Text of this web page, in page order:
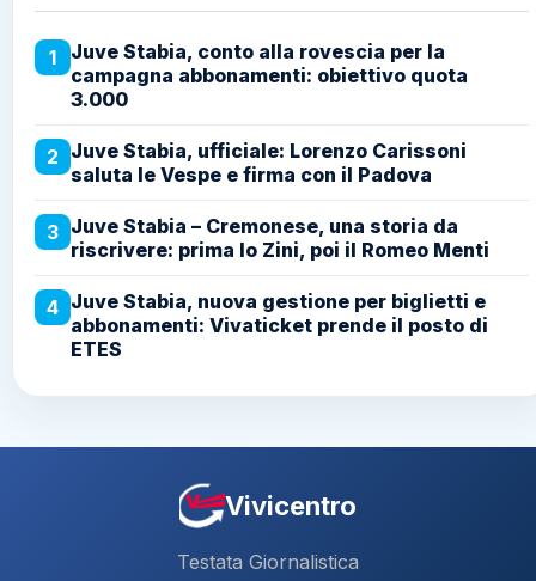
1
Juve Stabia, conto alla rovescia per la
campagna abbonamenti: obiettivo quota
3.000
2 Juve Stabia, ufficiale: Lorenzo Carissoni
saluta le Vespe e firma con il Padova
3 Juve Stabia – Cremonese, una storia da
riscrivere: prima lo Zini, poi il Romeo Menti
4 Juve Stabia, nuova gestione per biglietti e
abbonamenti: Vivaticket prende il posto di
ETES
Vivicentro
Testata Giornalistica